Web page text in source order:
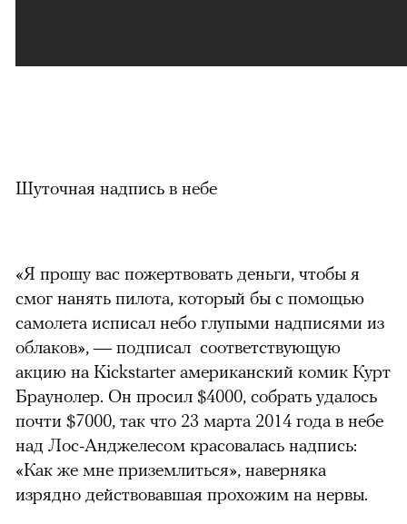
Шуточная надпись в небе
«Я прошу вас пожертвовать деньги, чтобы я
смог нанять пилота, который бы с помощью
самолета исписал небо глупыми надписями из
облаков», — подписал соответствующую
акцию на Kickstarter американский комик Курт
Браунолер. Он просил $4000, собрать удалось
почти $7000, так что 23 марта 2014 года в небе
над Лос-Анджелесом красовалась надпись:
«Как же мне приземлиться», наверняка
изрядно действовавшая прохожим на нервы.